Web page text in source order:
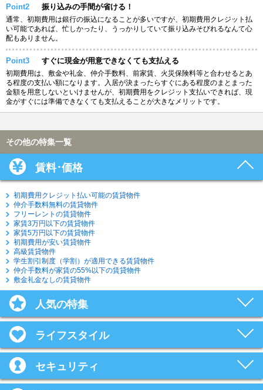
Point2 振り込みの手間が省ける！
通常、初期費用は銀行の振込になることが多いですが、初期費用クレジット払
い可能であれば、忙しかったり、うっかりしていて振り込みそびれるなんて心
配もありません。
Point3 すぐに現金が用意できなくても支払える
初期費用は、敷金や礼金、仲介手数料、前家賃、火災保険料等と合わせるとあ
る程度の支払い額になります。入居が決まったらすぐにある程度のまとまった
金額を用意しないといけませんが、初期費用をクレジット支払いできれば、現
金がすぐには準備できなくても支払えることが大きなメリットです。
その他の特集一覧
賃料･価格
初期費用クレジット払い可能の賃貸物件
仲介手数料無料の賃貸物件
フリーレントの賃貸物件
家賃3万円以下の賃貸物件
家賃5万円以下の賃貸物件
初期費用が安い賃貸物件
高級賃貸物件
学生割引制度（学割）が適用できる賃貸物件
仲介手数料が家賃の55%以下の賃貸物件
敷金礼金なしの賃貸物件
人気の特集
ライフスタイル
セキュリティ